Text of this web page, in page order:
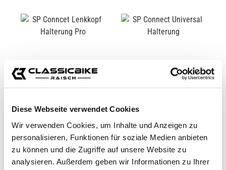
Diese Webseite verwendet Cookies
Wir verwenden Cookies, um Inhalte und Anzeigen zu
personalisieren, Funktionen für soziale Medien anbieten
zu können und die Zugriffe auf unsere Website zu
analysieren. Außerdem geben wir Informationen zu Ihrer
SP CONNCET
LENKKOPF
HALTERUNG PRO
CB11998
SP CONNECT
UNIVERSAL
HALTERUNG
CB11999